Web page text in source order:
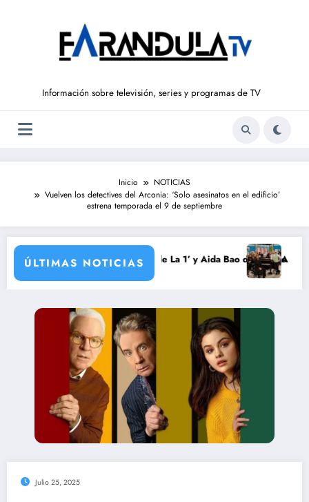
Información sobre televisión, series y programas de TV
Inicio
NOTICIAS
Vuelven los detectives del Arconia: ‘Solo asesinatos en el edificio’
estrena temporada el 9 de septiembre
ÚLTIMAS NOTICIAS
vuelve a ‘La Hora de La 1’ y Aida Bao da el salto a ‘Mañaneros
Adiós a ‘Cine de
Julio 25, 2025